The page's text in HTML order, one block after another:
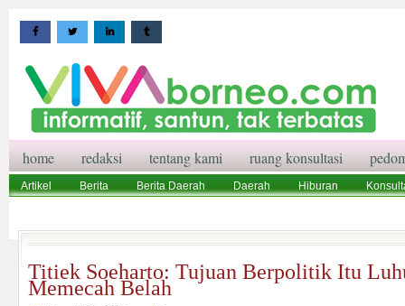
home redaksi tentang kami ruang konsultasi
Artikel Berita Berita Daerah Daerah Hiburan
Titiek Soeharto: Tujuan Berpolitik Itu
Memecah Belah